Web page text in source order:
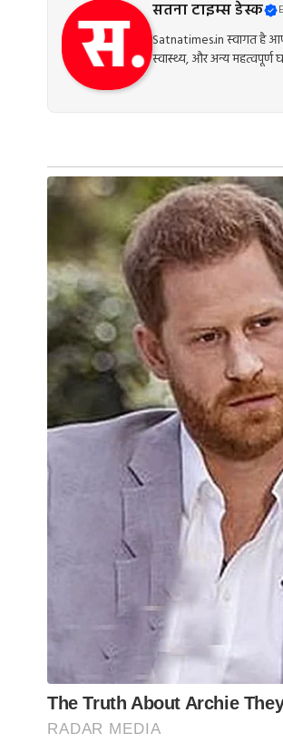
सतना टाइम्स डेस्क
Satnatimes.in स्वागत है
स्वास्थ्य, और अन्य महत्वपूर्ण